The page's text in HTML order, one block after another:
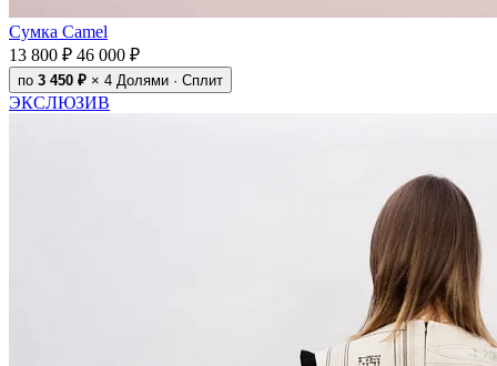
Сумка Camel
13 800 ₽ 46 000 ₽
по 3 450 ₽ × 4 Долями · Сплит
ЭКСЛЮЗИВ